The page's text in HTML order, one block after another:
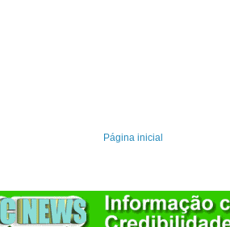
Página inicial